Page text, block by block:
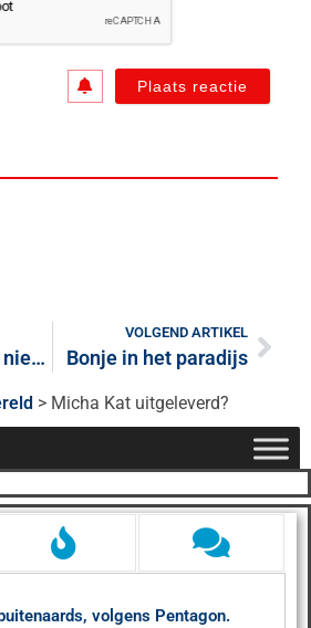
De PCR test zou niet werken?
VOLGEND ARTIKEL
Bonje in het paradijs
> Micha Kat uitgeleverd?
volgens Pentagon.